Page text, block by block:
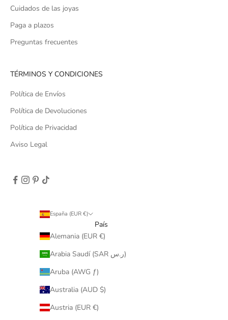
Cuidados de las joyas
Paga a plazos
Preguntas frecuentes
TÉRMINOS Y CONDICIONES
Política de Envíos
Política de Devoluciones
Política de Privacidad
Aviso Legal
España (EUR €)
País
Alemania (EUR €)
Arabia Saudí (SAR ر.س)
Aruba (AWG ƒ)
Australia (AUD $)
Austria (EUR €)